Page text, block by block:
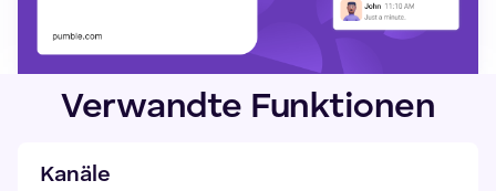
Verwandte Funktionen
Kanäle